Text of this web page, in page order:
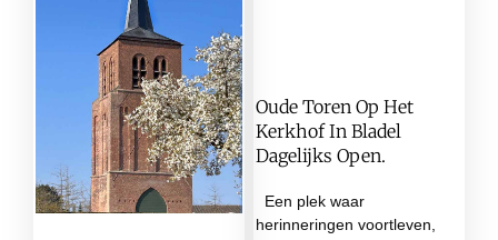
Oude Toren Op Het
Kerkhof In Bladel
Dagelijks Open.
Een plek waar
herinneringen voortleven,